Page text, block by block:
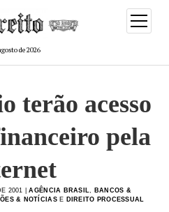
de 2026
menu
de
terão acesso
pela
2001 |AGÊNCIA BRASIL
BANCOS &
& NOTÍCIASE DIREITO PROCESSUAL